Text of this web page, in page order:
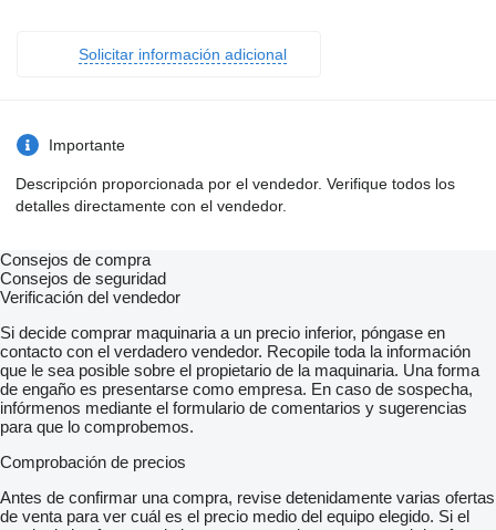
Solicitar información adicional
Importante
Descripción proporcionada por el vendedor. Verifique todos los
detalles directamente con el vendedor.
Consejos de compra
Consejos de seguridad
Verificación del vendedor
Si decide comprar maquinaria a un precio inferior, póngase en
contacto con el verdadero vendedor. Recopile toda la información
que le sea posible sobre el propietario de la maquinaria. Una forma
de engaño es presentarse como empresa. En caso de sospecha,
infórmenos mediante el formulario de comentarios y sugerencias
para que lo comprobemos.
Comprobación de precios
Antes de confirmar una compra, revise detenidamente varias ofertas
de venta para ver cuál es el precio medio del equipo elegido. Si el